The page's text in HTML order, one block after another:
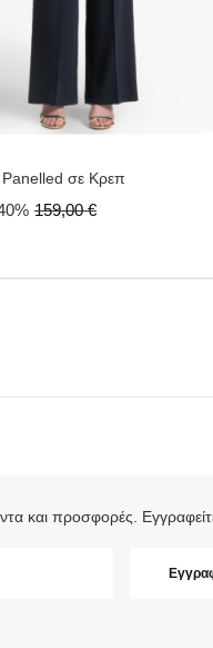
Panelled σε Κρεπ
159,00 €
και προσφορές.